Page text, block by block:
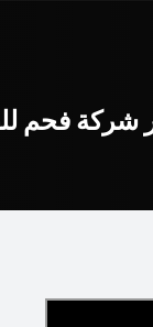
شركة فحم